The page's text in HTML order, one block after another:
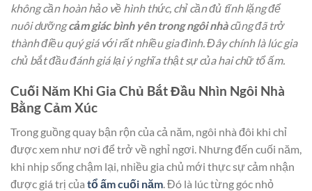
không cần hoàn hảo về hình thức, chỉ cần đủ tĩnh lặng để
nuôi dưỡngcảm giác bình yên trong ngôi nhàcũng đã trở
thành điều quý giá với rất nhiều gia đình. Đây chính là lúc gia
chủ bắt đầu đánh giá lại ý nghĩa thật sự của hai chữ tổ ấm.
Cuối Năm Khi Gia Chủ Bắt Đầu Nhìn Ngôi Nhà
Bằng Cảm Xúc
Trong guồng quay bận rộn của cả năm, ngôi nhà đôi khi chỉ
được xem như nơi để trở về nghỉ ngơi. Nhưng đến cuối năm,
khi nhịp sống chậm lại, nhiều gia chủ mới thực sự cảm nhận
được giá trị của tổ ấm cuối năm. Đó là lúc từng góc nhỏ